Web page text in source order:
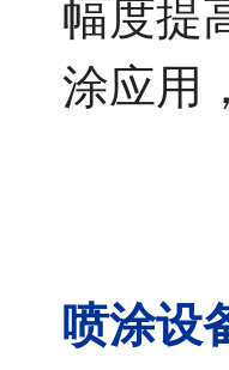
幅度提
涂应用
喷涂设